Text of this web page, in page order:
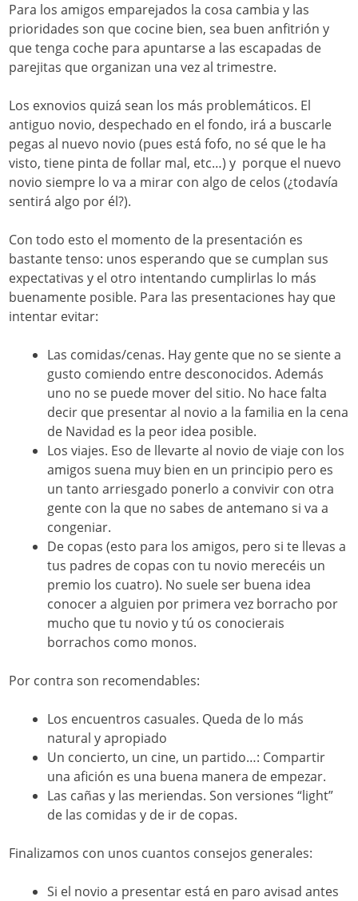
Para los amigos emparejados la cosa cambia y las
prioridades son que cocine bien, sea buen anfitrión y
que tenga coche para apuntarse a las escapadas de
parejitas que organizan una vez al trimestre.
Los exnovios quizá sean los más problemáticos. El
antiguo novio, despechado en el fondo, irá a buscarle
pegas al nuevo novio (pues está fofo, no sé que le ha
visto, tiene pinta de follar mal, etc…) y porque el nuevo
novio siempre lo va a mirar con algo de celos (¿todavía
sentirá algo por él?).
Con todo esto el momento de la presentación es
bastante tenso: unos esperando que se cumplan sus
expectativas y el otro intentando cumplirlas lo más
buenamente posible. Para las presentaciones hay que
intentar evitar:
Las comidas/cenas. Hay gente que no se siente a
gusto comiendo entre desconocidos. Además
uno no se puede mover del sitio. No hace falta
decir que presentar al novio a la familia en la cena
de Navidad es la peor idea posible.
Los viajes. Eso de llevarte al novio de viaje con los
amigos suena muy bien en un principio pero es
un tanto arriesgado ponerlo a convivir con otra
gente con la que no sabes de antemano si va a
congeniar.
De copas (esto para los amigos, pero si te llevas a
tus padres de copas con tu novio merecéis un
premio los cuatro). No suele ser buena idea
conocer a alguien por primera vez borracho por
mucho que tu novio y tú os conocierais
borrachos como monos.
Por contra son recomendables:
Los encuentros casuales. Queda de lo más
natural y apropiado
Un concierto, un cine, un partido…: Compartir
una afición es una buena manera de empezar.
Las cañas y las meriendas. Son versiones “light”
de las comidas y de ir de copas.
Finalizamos con unos cuantos consejos generales:
Si el novio a presentar está en paro avisad antes